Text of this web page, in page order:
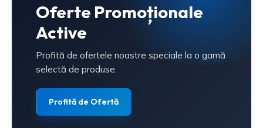
Oferte Promoționale
Active
Profită de ofertele noastre speciale la o gamă
selectă de produse.
Profită de Ofertă